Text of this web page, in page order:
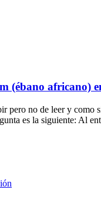
(ébano africano)
pero no de leer y como
es la siguiente: Al